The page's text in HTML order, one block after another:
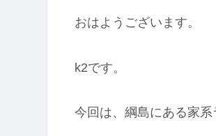
おはようございます。
k2です。
今回は、綱島にある家系